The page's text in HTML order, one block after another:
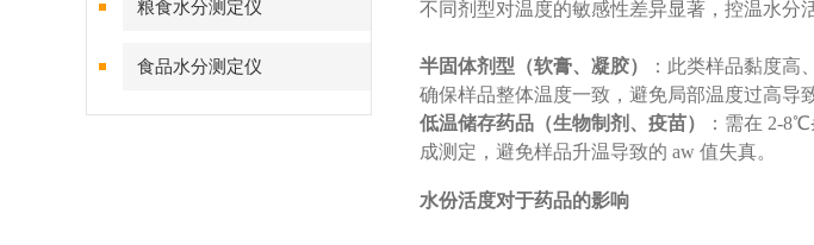
粮食水分测定仪
食品水分测定仪
不同剂型对温度的敏感性差异显著，控温水分
半固体剂型（软膏、凝胶）
：此类样品黏度高
确保样品整体温度一致，避免局部温度过高导
低温储存药品（生物制剂、疫苗）
：需在 2-
成测定，避免样品升温导致的 aw 值失真。
水份活度对于药品的影响